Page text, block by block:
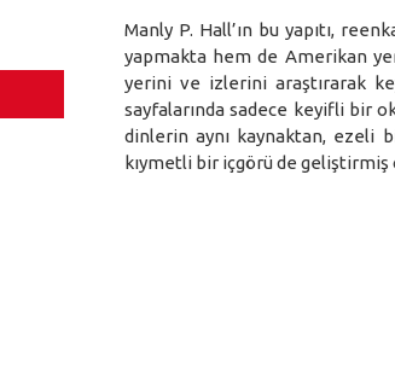
Manly P. Hall’ın bu yapıtı,
yapmakta hem de Amerikan
yerini ve izlerini araştırarak
sayfalarında sadece keyifli bir
dinlerin aynı kaynaktan, ezeli
kıymetli bir içgörü de geliştirmiş